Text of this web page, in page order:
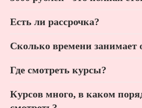
Есть ли рассрочка?
Сколько времени занимает
Где смотреть курсы?
Курсов много, в каком